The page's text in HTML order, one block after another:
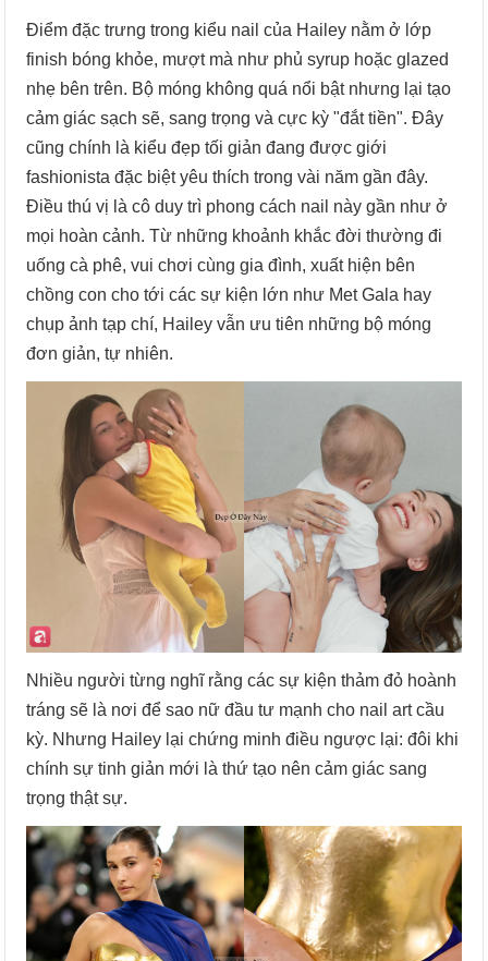
Điểm đặc trưng trong kiểu nail của Hailey nằm ở lớp
finish bóng khỏe, mượt mà như phủ syrup hoặc glazed
nhẹ bên trên. Bộ móng không quá nổi bật nhưng lại tạo
cảm giác sạch sẽ, sang trọng và cực kỳ "đắt tiền". Đây
cũng chính là kiểu đẹp tối giản đang được giới
fashionista đặc biệt yêu thích trong vài năm gần đây.
Điều thú vị là cô duy trì phong cách nail này gần như ở
mọi hoàn cảnh. Từ những khoảnh khắc đời thường đi
uống cà phê, vui chơi cùng gia đình, xuất hiện bên
chồng con cho tới các sự kiện lớn như Met Gala hay
chụp ảnh tạp chí, Hailey vẫn ưu tiên những bộ móng
đơn giản, tự nhiên.
Nhiều người từng nghĩ rằng các sự kiện thảm đỏ hoành
tráng sẽ là nơi để sao nữ đầu tư mạnh cho nail art cầu
kỳ. Nhưng Hailey lại chứng minh điều ngược lại: đôi khi
chính sự tinh giản mới là thứ tạo nên cảm giác sang
trọng thật sự.